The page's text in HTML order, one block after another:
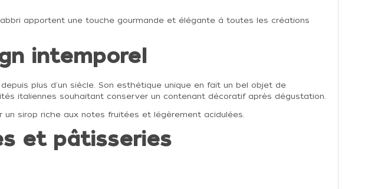
apportent une touche gourmande et élégante à toutes les créations
intemporel
plus d'un siècle. Son esthétique unique en fait un bel objet de
italiennes souhaitant conserver un contenant décoratif après dégustation.
sirop riche aux notes fruitées et légèrement acidulées.
et pâtisseries